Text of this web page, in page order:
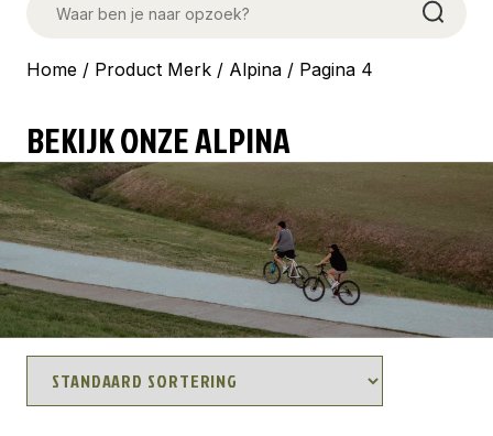
Home / Product Merk / Alpina / Pagina 4
BEKIJK ONZE ALPINA